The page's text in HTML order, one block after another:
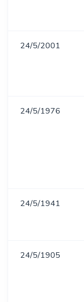
24/5/2001
24/5/1976
24/5/1941
24/5/1905